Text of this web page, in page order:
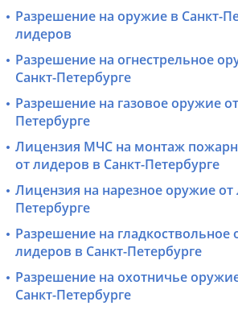
Разрешение на оружие в Санкт-
лидеров
Разрешение на огнестрельное
Санкт-Петербурге
Разрешение на газовое оружие
Петербурге
Лицензия МЧС на монтаж
от лидеров в Санкт-Петербурге
Лицензия на нарезное оружие от
Петербурге
Разрешение на гладкоствольное
лидеров в Санкт-Петербурге
Разрешение на охотничье
Санкт-Петербурге